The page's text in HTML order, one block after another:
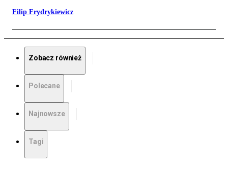
Filip Frydrykiewicz
Zobacz również
Polecane
Najnowsze
Tagi